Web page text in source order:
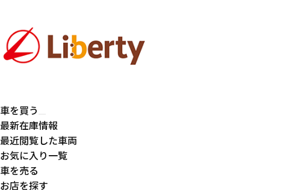
車を買う
最新在庫情報
最近閲覧した車両
お気に入り一覧
車を売る
お店を探す